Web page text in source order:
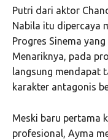
Putri dari aktor
Nabila itu dipercaya
Progres Sinema
Menariknya, pada
langsung mendapat
karakter antagonis
Meski baru pertama
profesional, Ayma